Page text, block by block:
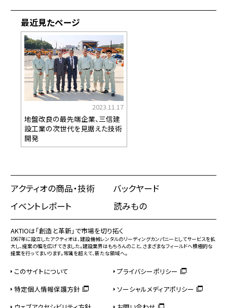
最近見たページ
2023.11.17
地盤改良の最先端企業、三信建
設工業の次世代を見据えた技術
開発
アクティオの商品・技術
バックヤード
イベントレポート
読みもの
AKTIOは「創造と革新」で市場を切り拓く
1967年に設立したアクティオは、建設機械レンタルのリーディングカンパニーとしてサービスを拡
大し、提案の幅を広げてきました。建設業界はもちろんのこと、さまざまなフィールドへ積極的な
提案を行ってまいります。常識を超えて、新たな領域へ。
このサイトについて
プライバシーポリシー
特定個人情報保護方針
ソーシャルメディアポリシー